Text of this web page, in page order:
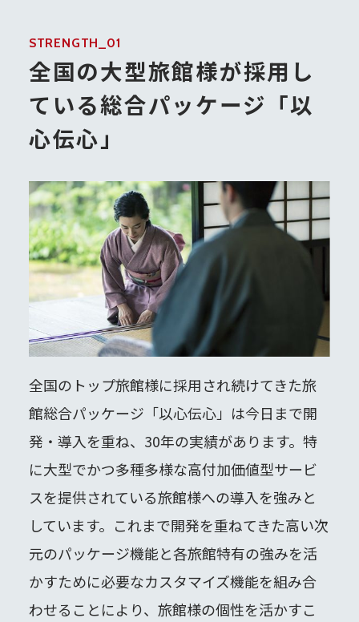
STRENGTH_01
全国の大型旅館様が採用し
ている総合パッケージ「以
心伝心」
全国のトップ旅館様に採用され続けてきた旅
館総合パッケージ「以心伝心」は今日まで開
発・導入を重ね、30年の実績があります。特
に大型でかつ多種多様な高付加価値型サービ
スを提供されている旅館様への導入を強みと
しています。これまで開発を重ねてきた高い次
元のパッケージ機能と各旅館特有の強みを活
かすために必要なカスタマイズ機能を組み合
わせることにより、旅館様の個性を活かすこ